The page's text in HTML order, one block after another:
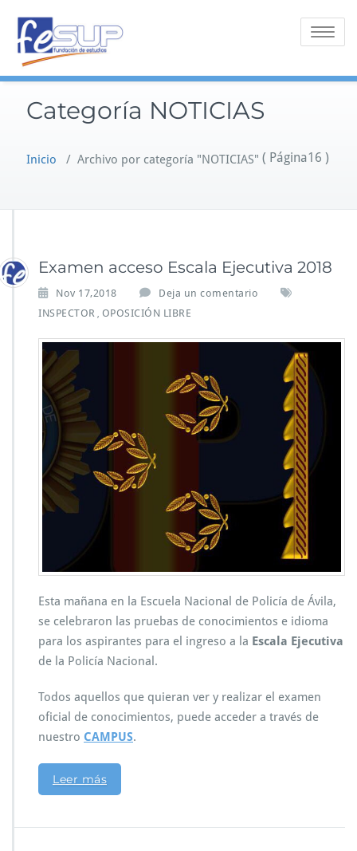
contenido
Alternar
Categoría NOTICIAS
Inicio / Archivo por categoría "NOTICIAS" ( Página16 )
Examen acceso Escala Ejecutiva 2018
Nov 17,2018
Deja un comentario
INSPECTOR OPOSICIÓN LIBRE
Esta mañana en la Escuela Nacional de Policía de Ávila,
se celebraron las pruebas de conocimientos e idioma
para los aspirantes para el ingreso a la Escala Ejecutiva
de la Policía Nacional.
Todos aquellos que quieran ver y realizar el examen
oficial de conocimientos, puede acceder a través de
nuestro CAMPUS.
Leer más